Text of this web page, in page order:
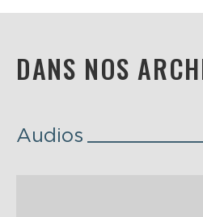
DANS NOS
Audios